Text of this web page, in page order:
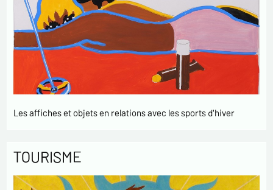
Les affiches et objets en relations avec les sports d'hiver
TOURISME